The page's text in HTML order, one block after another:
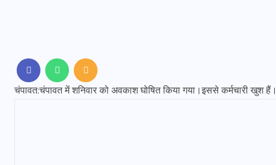
चंपावत:चंपावत में शनिवार को अवकाश घोषित किया गया।इससे कर्मचारी खुश